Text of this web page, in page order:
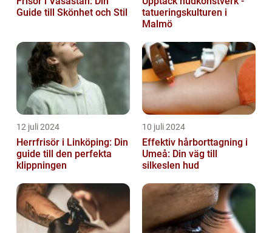
Guide till Skönhet och Stil
tatueringskulturen i
Malmö
12 juli 2024
Herrfrisör i Linköping: Din
guide till den perfekta
klippningen
10 juli 2024
Effektiv hårborttagning i
Umeå: Din väg till
silkeslen hud